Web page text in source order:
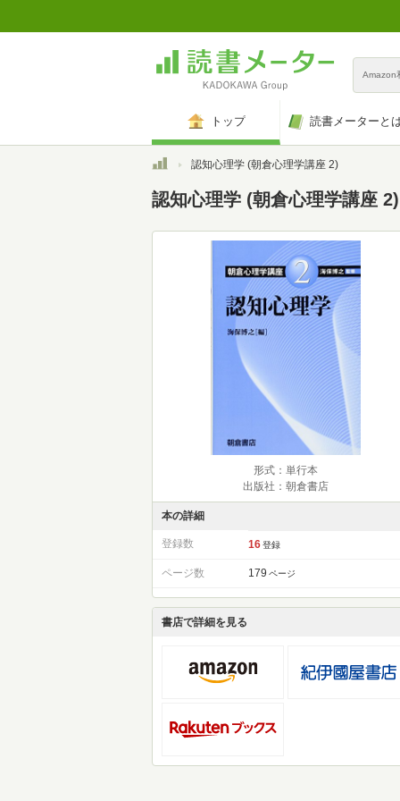
Amazon
トップ 読書メーターと
トップ認知心理学 (朝倉心理学講座 2)
認知心理学 (朝倉心理学講座 2)
形式：単行本
出版社：朝倉書店
本の詳細
登録数 16 登録
ページ数 179 ページ
書店で詳細を見る